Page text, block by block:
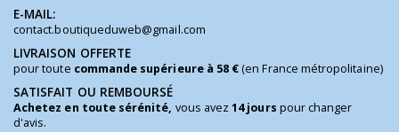
E-MAIL:
contact.boutiqueduweb@gmail.com
LIVRAISON OFFERTE
pour toute commande supérieure à 58 €(en France métropolitaine)
SATISFAIT OU REMBOURSÉ
Achetez en toute sérénité, vous avez14 jours pour changer
d'avis.